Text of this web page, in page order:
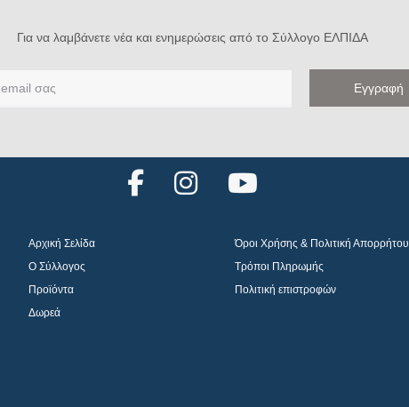
Για να λαμβάνετε νέα και ενημερώσεις από το Σύλλογο ΕΛΠΙΔΑ
F
I
u
t
u
Αρχική Σελίδα
Ο Σύλλογος
Προϊόντα
Δωρεά
Όροι Χρήσης & Πολιτική Απορρήτου
Τρόποι Πληρωμής
Πολιτική επιστροφών